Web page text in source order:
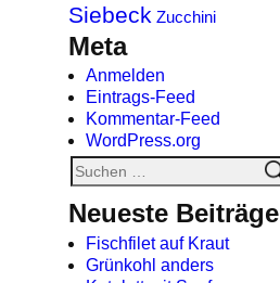
Siebeck Zucchini
Meta
Anmelden
Eintrags-Feed
Kommentar-Feed
WordPress.org
Neueste Beiträge
Fischfilet auf Kraut
Grünkohl anders